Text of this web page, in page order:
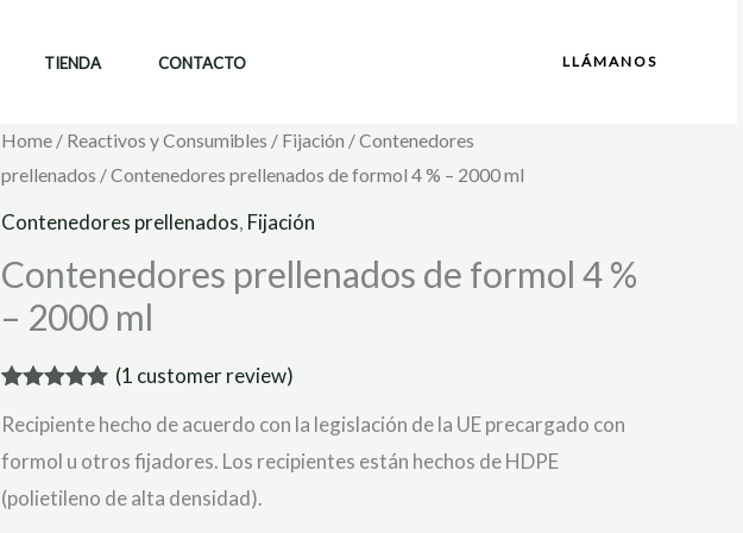
TIENDA CONTACTO LLÁMANOS
Home / Reactivos y Consumibles / Fijación /Contenedores
prellenados / Contenedores prellenados de formol 4 % – 2000 ml
Contenedores prellenados, Fijación
Contenedores prellenados de formol 4 %
– 2000 ml
out of 5
customer
rating
(1 customer review)
Recipiente hecho de acuerdo con la legislación de la UE precargado con
formol u otros fijadores. Los recipientes están hechos de HDPE
(polietileno de alta densidad).